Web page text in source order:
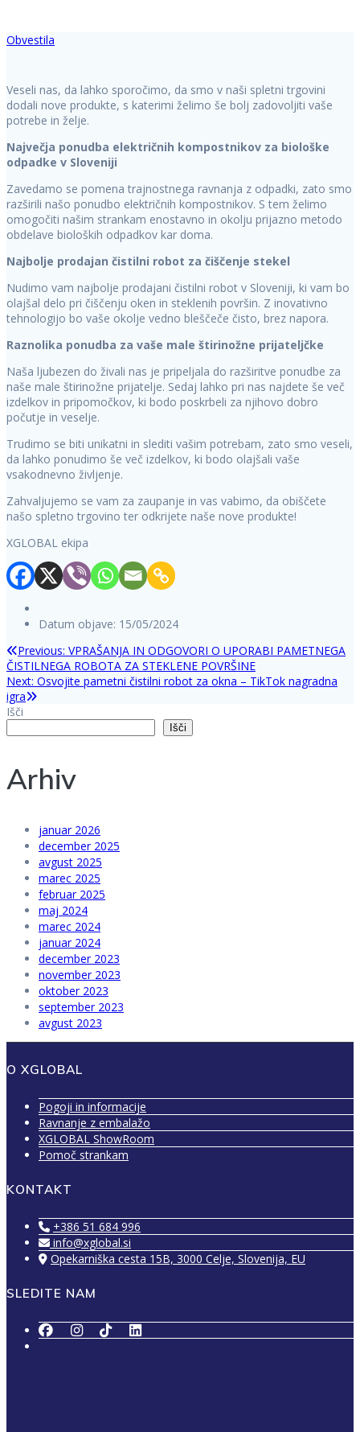
Obvestila
Veseli nas, da lahko sporočimo, da smo v naši spletni trgovini
dodali nove produkte, s katerimi želimo še bolj zadovoljiti vaše
potrebe in želje.
Največja ponudba električnih kompostnikov za biološke
odpadke v Sloveniji
Zavedamo se pomena trajnostnega ravnanja z odpadki, zato smo
razširili našo ponudbo električnih kompostnikov. S tem želimo
omogočiti našim strankam enostavno in okolju prijazno metodo
obdelave bioloških odpadkov kar doma.
Najbolje prodajan čistilni robot za čiščenje stekel
Nudimo vam najbolje prodajani čistilni robot v Sloveniji, ki vam bo
olajšal delo pri čiščenju oken in steklenih površin. Z inovativno
tehnologijo bo vaše okolje vedno bleščeče čisto, brez napora.
Raznolika ponudba za vaše male štirinožne prijateljčke
Naša ljubezen do živali nas je pripeljala do razširitve ponudbe za
naše male štirinožne prijatelje. Sedaj lahko pri nas najdete še več
izdelkov in pripomočkov, ki bodo poskrbeli za njihovo dobro
počutje in veselje.
Trudimo se biti unikatni in slediti vašim potrebam, zato smo veseli,
da lahko ponudimo še več izdelkov, ki bodo olajšali vaše
vsakodnevno življenje.
Zahvaljujemo se vam za zaupanje in vas vabimo, da obiščete
našo spletno trgovino ter odkrijete naše nove produkte!
XGLOBAL ekipa
Datum objave: 15/05/2024
Navigacija
prispevka
Previous: Previous
post:
VPRAŠANJA IN ODGOVORI O UPORABI PAMETNEGA
ČISTILNEGA ROBOTA ZA STEKLENE POVRŠINE
Next: Next
post:
Osvojite pametni čistilni robot za okna – TikTok nagradna
igra
Išči
Išči
Arhiv
januar 2026
december 2025
avgust 2025
marec 2025
februar 2025
maj 2024
marec 2024
januar 2024
december 2023
november 2023
oktober 2023
september 2023
avgust 2023
O XGLOBAL
Pogoji in informacije
Ravnanje z embalažo
XGLOBAL ShowRoom
Pomoč strankam
KONTAKT
+386 51 684 996
info@xglobal.si
Opekarniška cesta 15B, 3000 Celje, Slovenija, EU
SLEDITE NAM